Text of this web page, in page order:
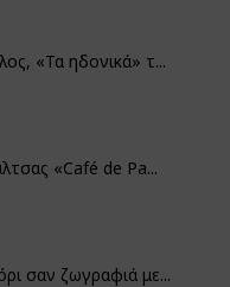
«Τα ηδονικά» τ...
«Café de Pa...
σαν ζωγραφιά με...